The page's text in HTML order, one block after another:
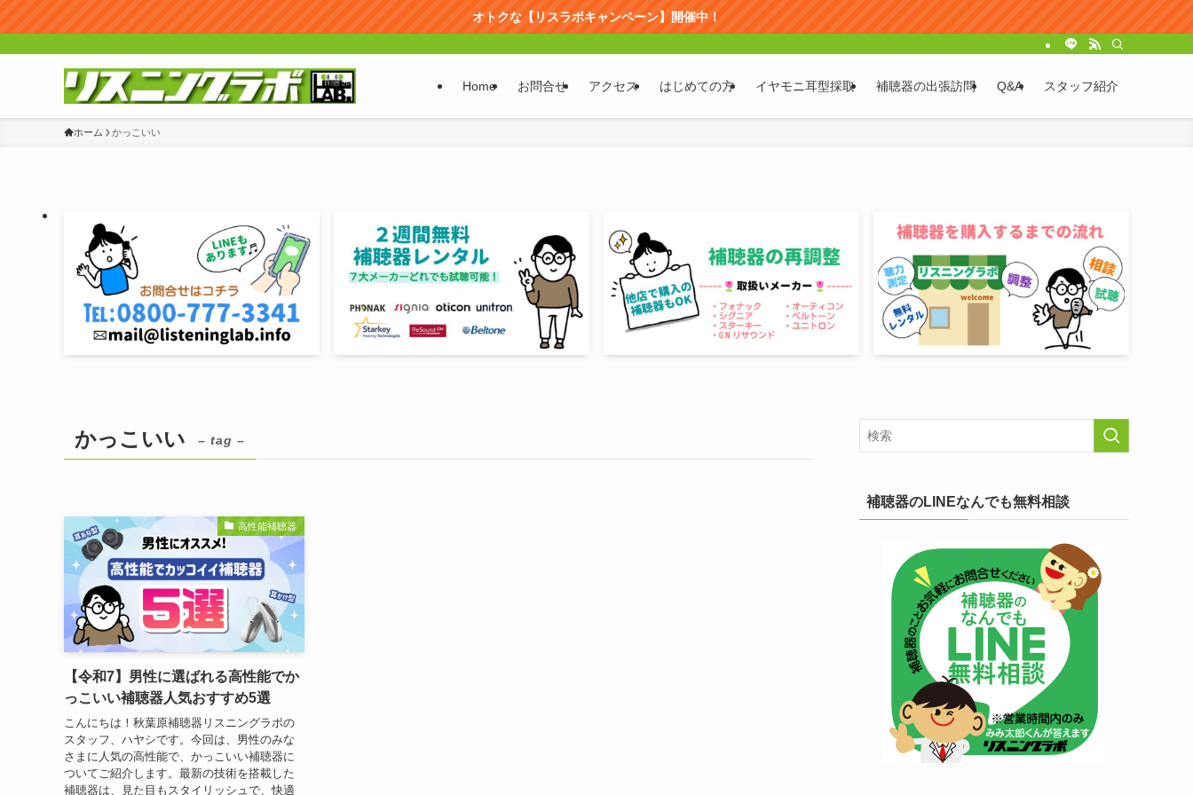
オトクな【リスラボキャンペーン】開催中！
Home お問合せ アクセス はじめての方 イヤモニ耳型採取 補聴器の出張訪問 Q&A スタッフ紹介
ホーム かっこいい
かっこいい – tag –
高性能補聴器
【令和7】男性に選ばれる高性能でか
っこいい補聴器人気おすすめ5選
こんにちは！秋葉原補聴器リスニングラボの
スタッフ、ハヤシです。今回は、男性のみな
さまに人気の高性能で、かっこいい補聴器に
ついてご紹介します。最新の技術を搭載した
補聴器は、見た目もスタイリッシュで、快適
補聴器のLINEなんでも無料相談